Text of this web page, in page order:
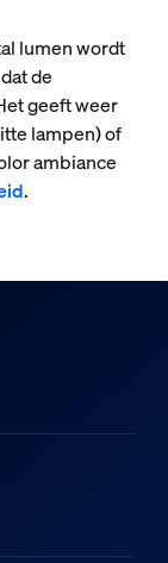
lumen wordt
de
geeft weer
lampen) of
ambiance
.